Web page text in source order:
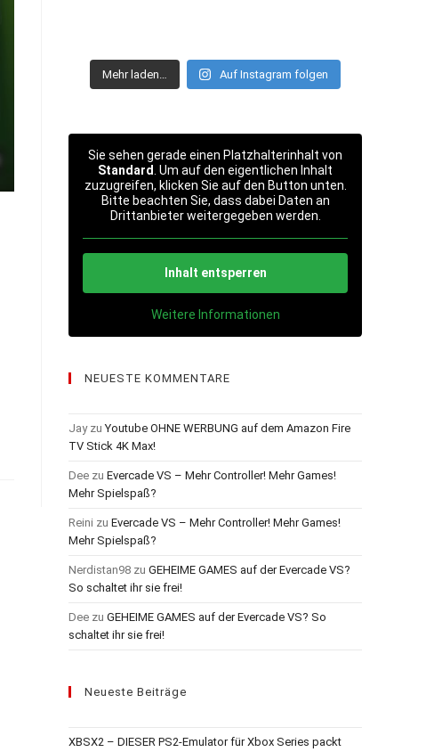
Mehr laden… Auf Instagram folgen
Sie sehen gerade einen Platzhalterinhalt von
Standard . Um auf den eigentlichen Inhalt
zuzugreifen, klicken Sie auf den Button unten.
Bitte beachten Sie, dass dabei Daten an
Drittanbieter weitergegeben werden.
Inhalt entsperren
Weitere Informationen
NEUESTE KOMMENTARE
JayzuYoutube OHNE WERBUNG auf dem Amazon Fire
TV Stick 4K Max!
Dee zu Evercade VS – Mehr Controller! Mehr Games!
Mehr Spielspaß?
Reini zu Evercade VS – Mehr Controller! Mehr Games!
Mehr Spielspaß?
Nerdistan98 zu GEHEIME GAMES auf der Evercade VS?
So schaltet ihr sie frei!
Dee zu GEHEIME GAMES auf der Evercade VS? So
schaltet ihr sie frei!
Neueste Beiträge
XBSX2 – DIESER PS2-Emulator für Xbox Series packt